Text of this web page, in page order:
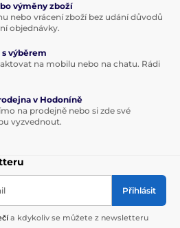
výměny zboží
nebo vrácení zboží bez udání důvodů
objednávky.
výběrem
na mobilu nebo na chatu. Rádi
v Hodoníně
na prodejně nebo si zde své
vyzvednout.
Přihlásit
a kdykoliv se můžete z newsletteru